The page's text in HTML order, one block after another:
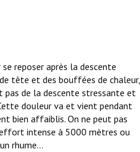
reposer après la descente
tête et des bouffées de chaleur,
pas de la descente stressante et
douleur va et vient pendant
bien affaiblis. On ne peut pas
intense à 5000 mètres ou
rhume...